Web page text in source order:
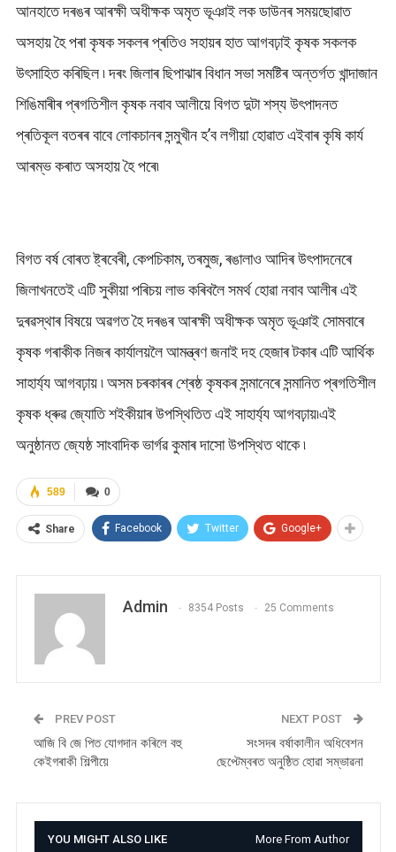
আনহাতে দৰঙৰ আৰক্ষী অধীক্ষক অমৃত ভূঞাই লক ডাউনৰ সময়ছোৱাত
অসহায় হৈ পৰা কৃষক সকলৰ প্ৰতিও সহায়ৰ হাত আগবঢ়াই কৃষক সকলক
উৎসাহিত কৰিছিল ৷ দৰং জিলাৰ ছিপাঝাৰ বিধান সভা সমষ্টিৰ অন্তৰ্গত খান্দাজান
শিঙিমাৰীৰ প্ৰগতিশীল কৃষক নবাব আলীয়ে বিগত দুটা শস্য উৎপাদনত
প্ৰতিকূল বতৰৰ বাবে লোকচানৰ সন্মুখীন হ’ব লগীয়া হোৱাত এইবাৰ কৃষি কাৰ্য
আৰম্ভ কৰাত অসহায় হৈ পৰে৷
বিগত বৰ্ষ বোৰত ষ্ট্ৰবেৰী, কেপচিকাম, তৰমুজ, ৰঙালাও আদিৰ উৎপাদনেৰে
জিলাখনতেই এটি সুকীয়া পৰিচয় লাভ কৰিবলৈ সমৰ্থ হোৱা নবাব আলীৰ এই
দুৰৱস্থাৰ বিষয়ে অৱগত হৈ দৰঙৰ আৰক্ষী অধীক্ষক অমৃত ভূঞাই সোমবাৰে
কৃষক গৰাকীক নিজৰ কাৰ্যালয়লৈ আমন্ত্ৰণ জনাই দহ হেজাৰ টকাৰ এটি আৰ্থিক
সাহাৰ্য্য আগবঢ়ায় ৷ অসম চৰকাৰৰ শ্ৰেষ্ঠ কৃষকৰ সন্মানেৰে সন্মানিত প্ৰগতিশীল
কৃষক ধ্ৰুৱ জ্যোতি শইকীয়াৰ উপস্থিতিত এই সাহাৰ্য্য আগবঢ়ায়৷এই
অনুষ্ঠানত জ্যেষ্ঠ সাংবাদিক ভাৰ্গৱ কুমাৰ দাসো উপস্থিত থাকে ৷
0
589
Share Facebook Twitter Google+
Admin 8354 Posts 25 Comments
PREV POST
আজি বি জে পিত যোগদান কৰিলে বহু
কেইগৰাকী শিল্পীয়ে
NEXT POST
সংসদৰ বৰ্ষাকালীন অধিবেশন
ছেপ্টেম্বৰত অনুষ্ঠিত হোৱা সম্ভাৱনা
YOU MIGHT ALSO LIKE More From Author